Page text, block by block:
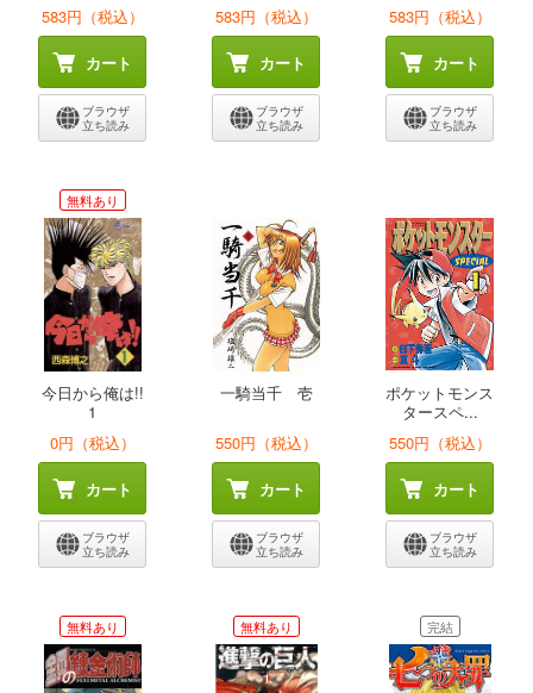
583円（税込）
カート
ブラウザ
立ち読み
583円（税込）
カート
ブラウザ
立ち読み
583円（税込）
カート
ブラウザ
立ち読み
無料あり
今日から俺は!!
1
0円（税込）
カート
ブラウザ
立ち読み
一騎当千 壱
550円（税込）
カート
ブラウザ
立ち読み
ポケットモンス
タースペ...
550円（税込）
カート
ブラウザ
立ち読み
無料あり 無料あり 完結